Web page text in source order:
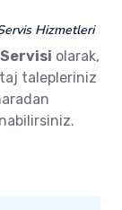
Hizmetleri
Servisi olarak,
talepleriniz